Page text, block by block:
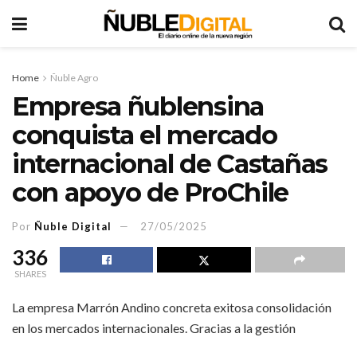
Home Ñuble Agro
Empresa ñublensina
conquista el mercado
internacional de Castañas
con apoyo de ProChile
Por Ñuble Digital 27/05/2025
336
SHARES
La empresa Marrón Andino concreta exitosa consolidación
en los mercados internacionales. Gracias a la gestión